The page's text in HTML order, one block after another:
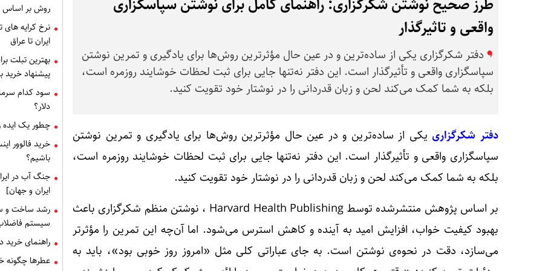
طرز صحیح نوشتن شکرگزاری: راهنمای کامل برای نوشتن سپاسگزاری
واقعی و تاثیرگذار
دفتر شکرگزاری یکی از ساده‌ترین و در عین حال مؤثرترین روش‌ها برای یادگیری و تمرین نوشتن
سپاسگزاری واقعی و تأثیرگذار است. این دفتر نه‌تنها جایی برای ثبت لحظات خوشایند روزمره است،
بلکه به شما کمک می‌کند لحن و زبان قدردانی را در نوشتار خود تقویت کنید.
دفتر شکرگزاری یکی از ساده‌ترین و در عین حال مؤثرترین روش‌ها برای یادگیری و تمرین نوشتن
سپاسگزاری واقعی و تأثیرگذار است. این دفتر نه‌تنها جایی برای ثبت لحظات خوشایند روزمره است،
بلکه به شما کمک می‌کند لحن و زبان قدردانی را در نوشتار خود تقویت کنید.
بر اساس پژوهش منتشرشده توسط Harvard Health Publishing ، نوشتن منظم شکرگزاری باعث
بهبود کیفیت خواب، افزایش امید به آینده و کاهش استرس می‌شود. اما آن‌چه این تمرین را مؤثرتر
می‌سازد، دقت در نحوه‌ی نوشتن است. به جای عباراتی کلی مثل «امروز روز خوبی بود»، باید به
روش بر
ایران تا عراق
بهترین تبلت
پیشنهاد خرید
سود کدام
دلار؟
چطور یک ایده
خرید فالوور
باشیم؟
جنگ آب در
ایران و جهان]
رشد ساخت و
سیستم
راهنمای خرید دریچه
عطرها چگونه